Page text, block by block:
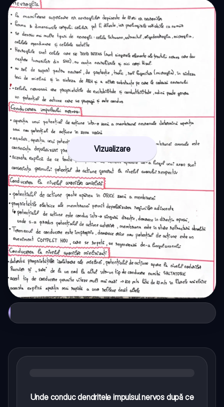
Vizualizare
Unde conduc dendritele impulsul nervos după ce